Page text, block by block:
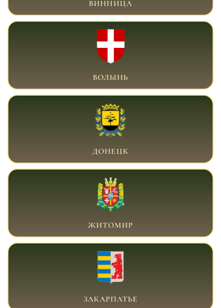
ВИННИЦА
ВОЕННЫЙ АДВОКАТ ВОЛЫНЬ
ВОЛЫНЬ
ВОЕННЫЙ АДВОКАТ ДОНЕЦК
ДОНЕЦК
ВОЕННЫЙ АДВОКАТ ЖИТОМИР
ЖИТОМИР
ВОЕННЫЙ АДВОКАТ ЗАКАРПАТЬЕ
ЗАКАРПАТЬЕ